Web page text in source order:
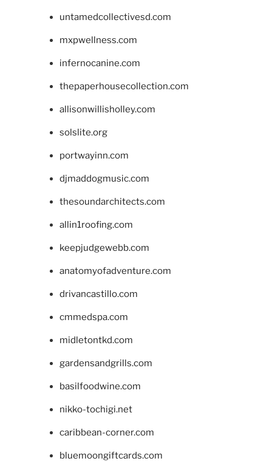
untamedcollectivesd.com
mxpwellness.com
infernocanine.com
thepaperhousecollection.com
allisonwillisholley.com
solslite.org
portwayinn.com
djmaddogmusic.com
thesoundarchitects.com
allin1roofing.com
keepjudgewebb.com
anatomyofadventure.com
drivancastillo.com
cmmedspa.com
midletontkd.com
gardensandgrills.com
basilfoodwine.com
nikko-tochigi.net
caribbean-corner.com
bluemoongiftcards.com